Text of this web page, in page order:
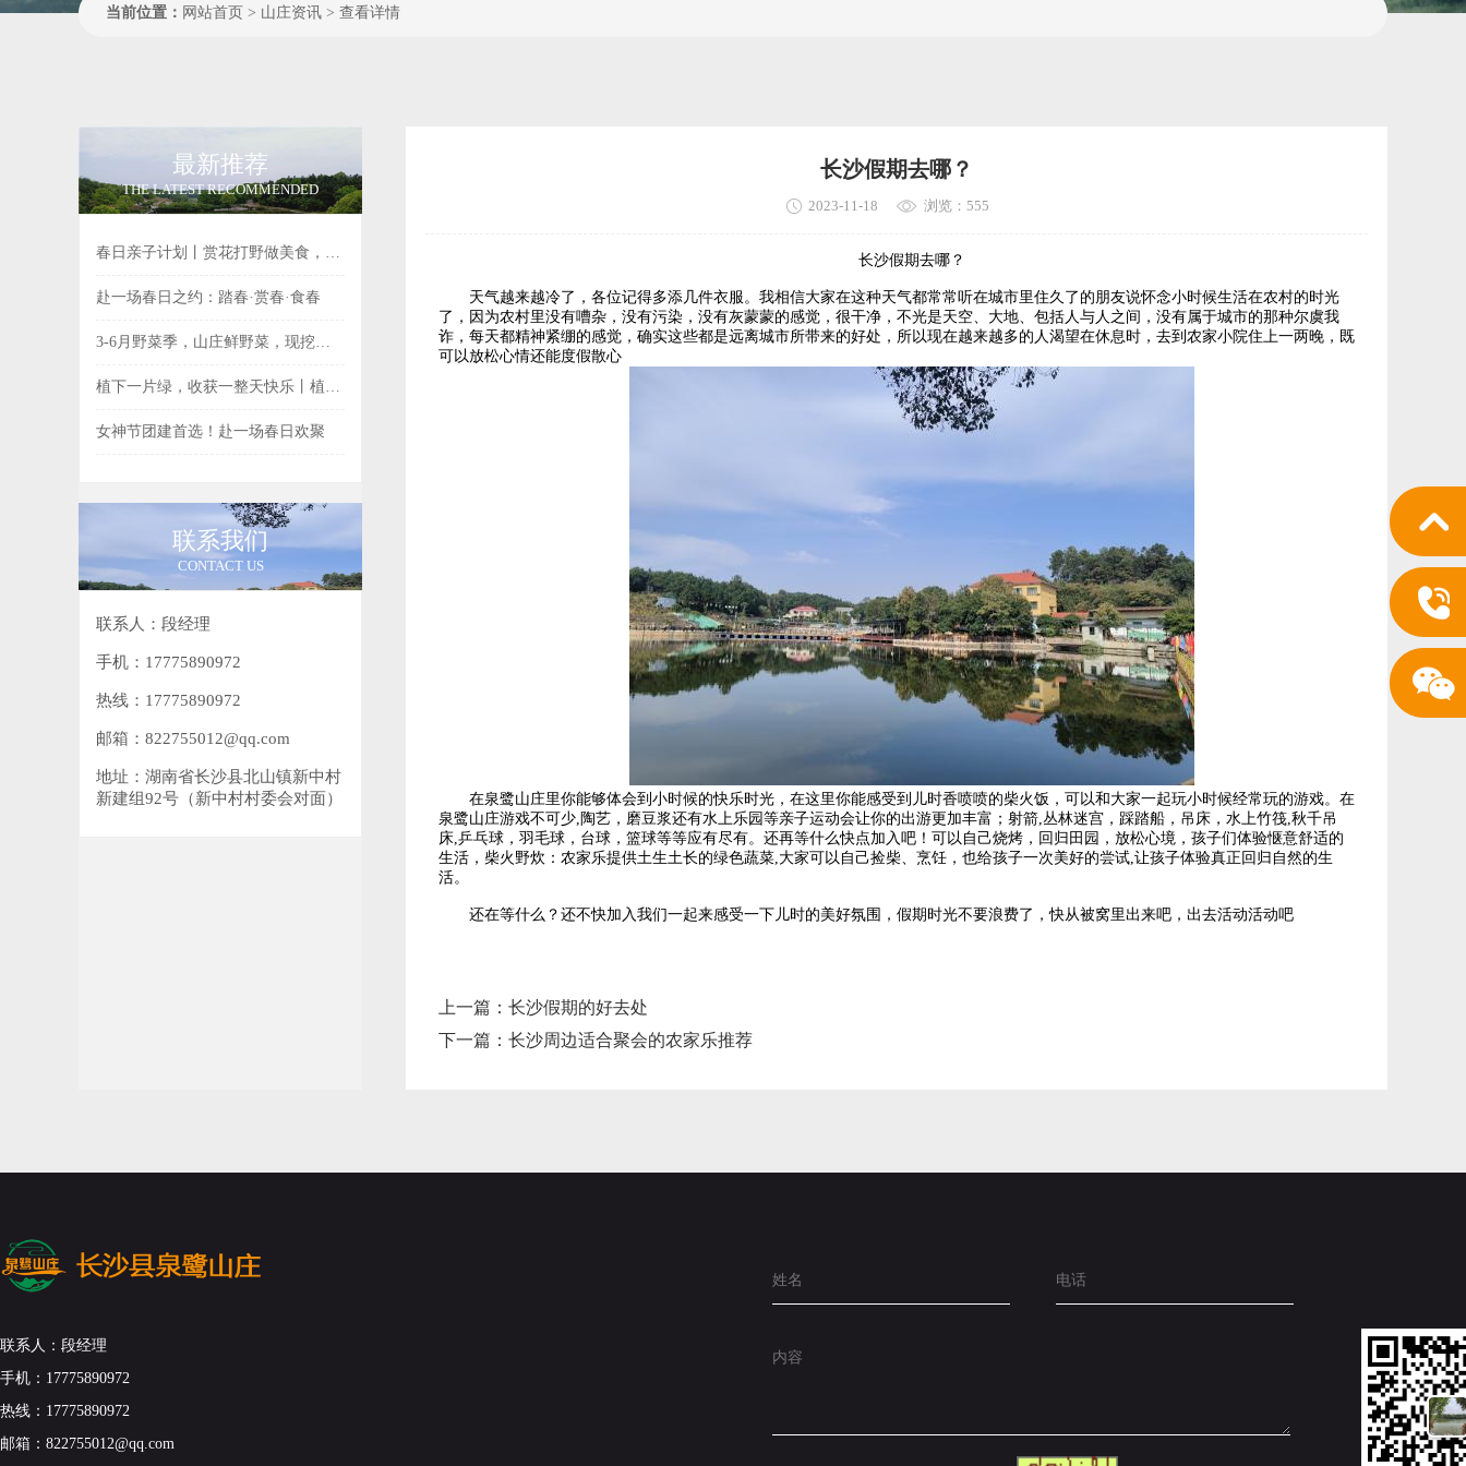
当前位置： 网站首页 > 山庄资讯 > 查看详情
最新推荐
THE LATEST RECOMMENDED
春日亲子计划丨赏花打野做美食，手作撒欢趣...
赴一场春日之约：踏春·赏春·食春
3-6月野菜季，山庄鲜野菜，现挖现吃更有...
植下一片绿，收获一整天快乐丨植树节专属活...
女神节团建首选！赴一场春日欢聚
联系我们
CONTACT US
联系人：段经理
手机：17775890972
热线：17775890972
邮箱：822755012@qq.com
地址：湖南省长沙县北山镇新中村
新建组92号（新中村村委会对面）
长沙假期去哪？
2023-11-18 浏览：555
长沙假期去哪？
天气越来越冷了，各位记得多添几件衣服。我相信大家在这种天气都常常听在城市里住久了的朋友说怀念小时候生活在农村的时光
了，因为农村里没有嘈杂，没有污染，没有灰蒙蒙的感觉，很干净，不光是天空、大地、包括人与人之间，没有属于城市的那种尔虞我
诈，每天都精神紧绷的感觉，确实这些都是远离城市所带来的好处，所以现在越来越多的人渴望在休息时，去到农家小院住上一两晚，既
可以放松心情还能度假散心
在泉鹭山庄里你能够体会到小时候的快乐时光，在这里你能感受到儿时香喷喷的柴火饭，可以和大家一起玩小时候经常玩的游戏。在
泉鹭山庄游戏不可少,陶艺，磨豆浆还有水上乐园等亲子运动会让你的出游更加丰富；射箭,丛林迷宫，踩踏船，吊床，水上竹筏,秋千吊
床,乒乓球，羽毛球，台球，篮球等等应有尽有。还再等什么快点加入吧！可以自己烧烤，回归田园，放松心境，孩子们体验惬意舒适的
生活，柴火野炊：农家乐提供土生土长的绿色蔬菜,大家可以自己捡柴、烹饪，也给孩子一次美好的尝试,让孩子体验真正回归自然的生
活。
还在等什么？还不快加入我们一起来感受一下儿时的美好氛围，假期时光不要浪费了，快从被窝里出来吧，出去活动活动吧
上一篇： 长沙假期的好去处
下一篇： 长沙周边适合聚会的农家乐推荐
联系人：段经理
手机：17775890972
热线：17775890972
邮箱：822755012@qq.com